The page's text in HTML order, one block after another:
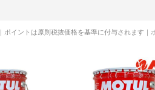
｜ポイントは原則税抜価格を基準に付与されます